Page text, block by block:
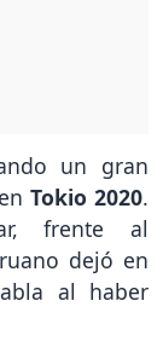
un gran
Tokio 2020.
frente al
dejó en
al haber